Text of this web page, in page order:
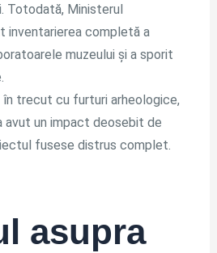
Totodată, Ministerul
inventarierea completă a
muzeului și a sporit
trecut cu furturi arheologice,
avut un impact deosebit de
fusese distrus complet.
asupra